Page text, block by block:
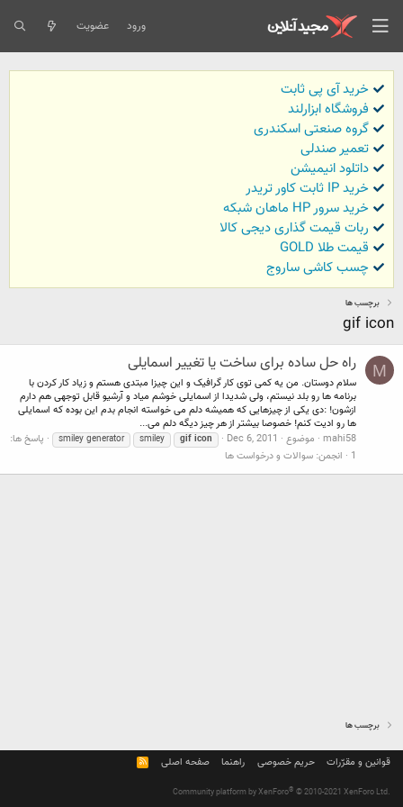
ورود عضویت
خرید آی پی ثابت
فروشگاه ابزارلند
گروه صنعتی اسکندری
تعمیر صندلی
داتلود انیمیشن
خرید IP ثابت کاور تریدر
خرید سرور HP ماهان شبکه
ربات قیمت گذاری دیجی کالا
قیمت طلا GOLD
چسب کاشی ساروج
برچسب ها
gif icon
M راه حل ساده برای ساخت یا تغییر اسمایلی
سلام دوستان. من یه کمی توی کار گرافیک و این چیزا مبتدی هستم و زیاد کار کردن با
برنامه ها رو بلد نیستم، ولی شدیدا از اسمایلی خوشم میاد و آرشیو قابل توجهی هم دارم
ازشون! :دی یکی از چیزهایی که همیشه دلم می خواسته انجام بدم این بوده که اسمایلی
ها رو ادیت کنم! خصوصا بیشتر از هر چیز دیگه دلم می...
mahi58 موضوع Dec 6, 2011
gif icon
smiley
smiley generator
پاسخ ها:
1
انجمن: سوالات و درخواست ها
برچسب ها
قوانین و مقرّرات حریم خصوصی راهنما صفحه اصلی
R
S
Community platform by XenForo® © 2010-2021 XenForo Ltd.